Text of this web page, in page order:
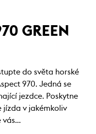
GREEN
do světa horské
970. Jedná se
jezdce. Poskytne
jízda v jakémkoliv
vás…